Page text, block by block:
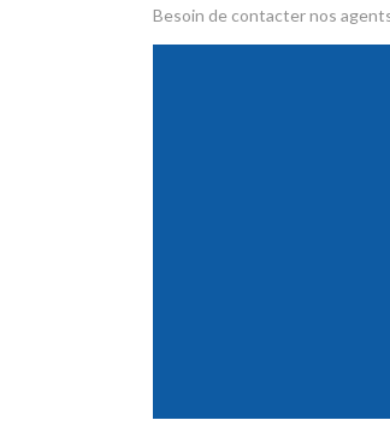
Besoin de contacter nos